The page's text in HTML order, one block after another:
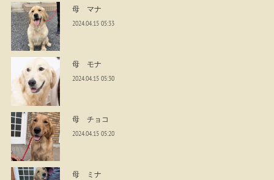
母 マナ
2024.04.15 05:33
母 モナ
2024.04.15 05:30
母 チョコ
2024.04.15 05:20
母 ミナ